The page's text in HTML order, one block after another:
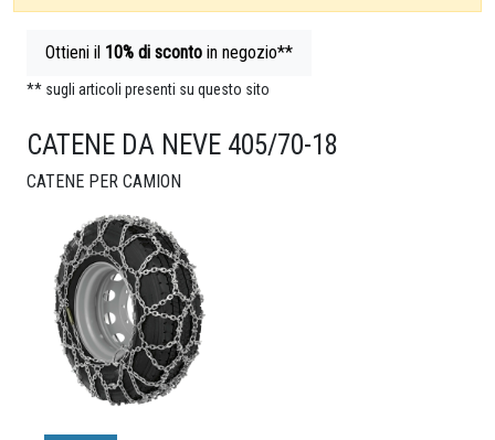
CATENE DA NEVE 405/70-18
CATENE PER CAMION
Ottieni il 10% di sconto in negozio**
** sugli articoli presenti su questo sito